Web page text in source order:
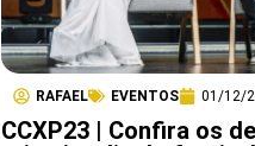
RAFAEL EVENTOS 01/12/
CCXP23 | Confira os